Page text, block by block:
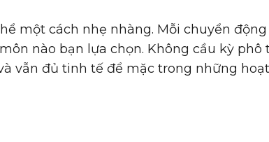
một cách nhẹ nhàng. Mỗi chuyển
nào bạn lựa chọn. Không cầu kỳ phô
vẫn đủ tinh tế để mặc trong những